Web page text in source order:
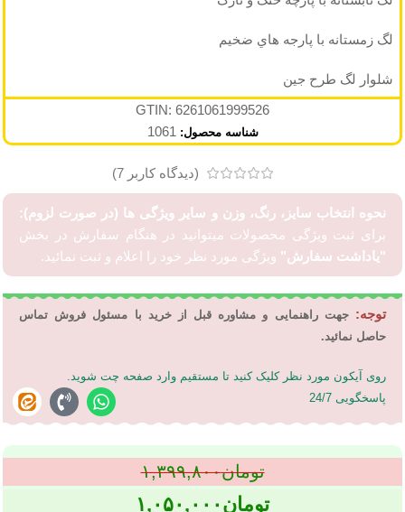
لگ زمستانه با پارجه هاي ضخیم
شلوار لگ طرح جین
GTIN: 6261061999526
شناسه محصول:1061
(دیدگاه کاربر 7
)
نحوه انتخاب سایز، رنگ، وزن و سایر ویژگی ها (در صورت لزوم):
برای ثبت ویژگی محصولات میتوانید در هنگام سفارش در بخش
"یاداشت سفارش" ویژگی مورد نظر خود را اعلام و ثبت نمائید.
توجه:جهت راهنمایی و مشاوره قبل از خرید با مسئول فروش تماس
حاصل نمائید.
روی آیکون مورد نظر کلیک کنید تا مستقیم وارد صفحه چت شوید.
پاسخگویی 24/7
تومان۱,۳۹۹,۸۰۰
تومان ۱,۰۵۰,۰۰۰